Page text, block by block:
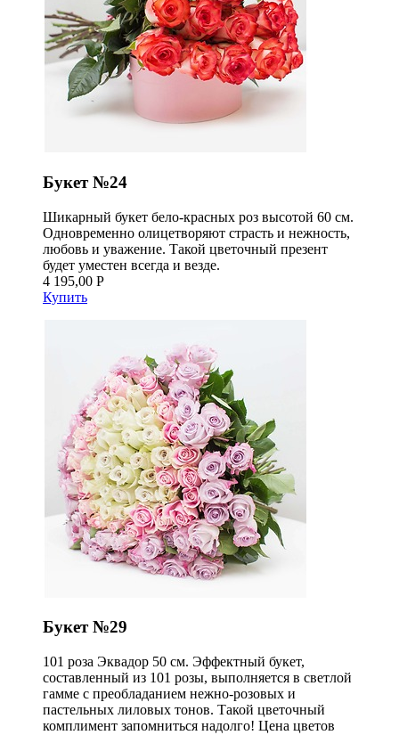
Букет №24
Шикарный букет бело-красных роз высотой 60 см.
Одновременно олицетворяют страсть и нежность,
любовь и уважение. Такой цветочный презент
будет уместен всегда и везде.
4 195,00 Р
Купить
Букет №29
101 роза Эквадор 50 см. Эффектный букет,
составленный из 101 розы, выполняется в светлой
гамме с преобладанием нежно-розовых и
пастельных лиловых тонов. Такой цветочный
комплимент запомниться надолго! Цена цветов